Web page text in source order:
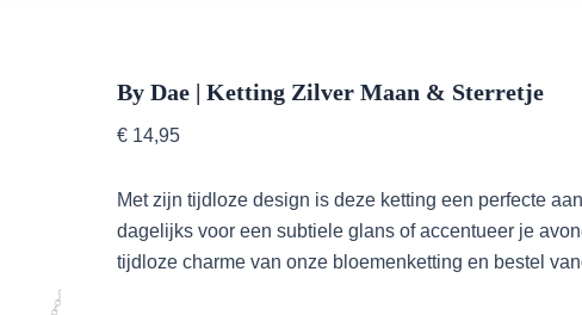
By Dae | Ketting Zilver Maan & Sterretje
€14,95
Met zijn tijdloze design is deze ketting een perfecte
dagelijks voor een subtiele glans of accentueer je
tijdloze charme van onze bloemenketting en bestel